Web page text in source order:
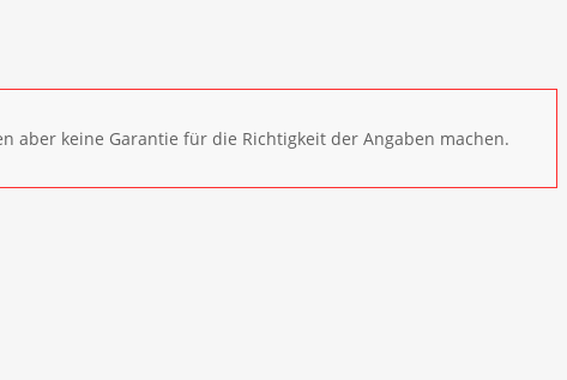
aber keine Garantie für die Richtigkeit der Angaben machen.